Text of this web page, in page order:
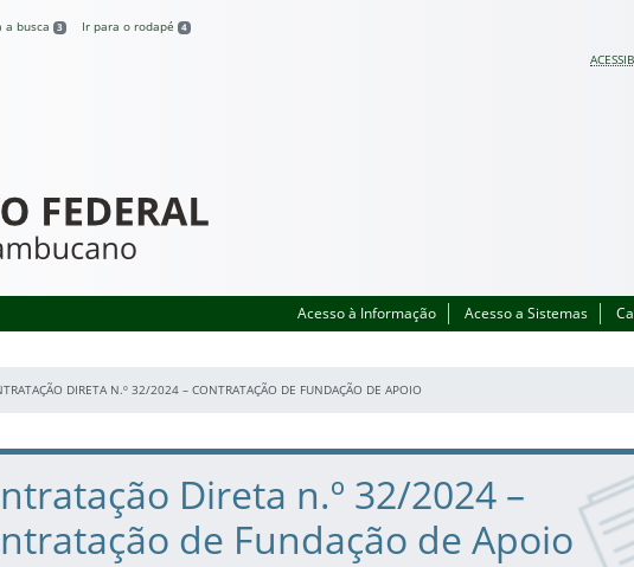
a busca 3 Ir para o rodapé 4
Acesso à Informação Acesso a Sistemas
DIRETA N.º 32/2024 – CONTRATAÇÃO DE FUNDAÇÃO DE APOIO
conteúdo
Direta n.º 32/2024 –
de Fundação de Apoio